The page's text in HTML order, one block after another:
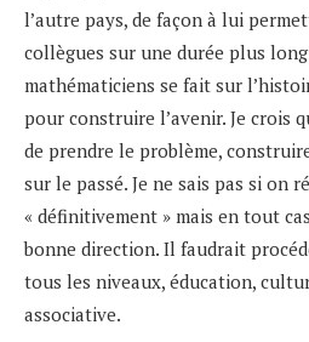
l’autre pays, de façon à lui
collègues sur une durée plus
mathématiciens se fait sur
pour construire l’avenir. Je crois
de prendre le problème,
sur le passé. Je ne sais pas si on
« définitivement » mais en tout
bonne direction. Il faudrait
tous les niveaux, éducation,
associative.